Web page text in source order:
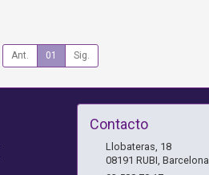
Ant. 01 Sig.
Contacto
Llobateras, 18
08191 RUBI, Barcelona